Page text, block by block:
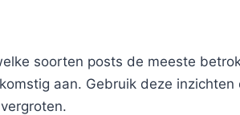
soorten posts de meeste
aan. Gebruik deze inzichten